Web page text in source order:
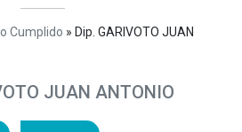
Cumplido » Dip. GARIVOTO JUAN
JUAN ANTONIO